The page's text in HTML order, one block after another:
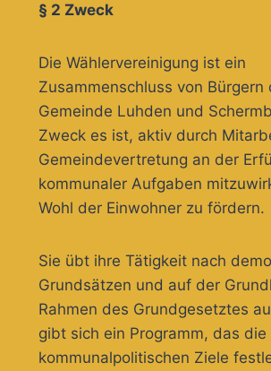
§ 2 Zweck
Die Wählervereinigung ist ein
Zusammenschluss von Bürgern
Gemeinde Luhden und
Zweck es ist, aktiv durch
Gemeindevertretung an der
kommunaler Aufgaben
Wohl der Einwohner zu fördern.
Sie übt ihre Tätigkeit nach
Grundsätzen und auf der
Rahmen des Grundgesetztes
gibt sich ein Programm, das die
kommunalpolitischen Ziele